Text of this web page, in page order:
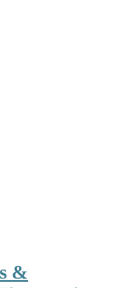
&